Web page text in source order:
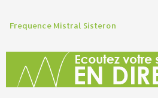
Frequence Mistral Sisteron